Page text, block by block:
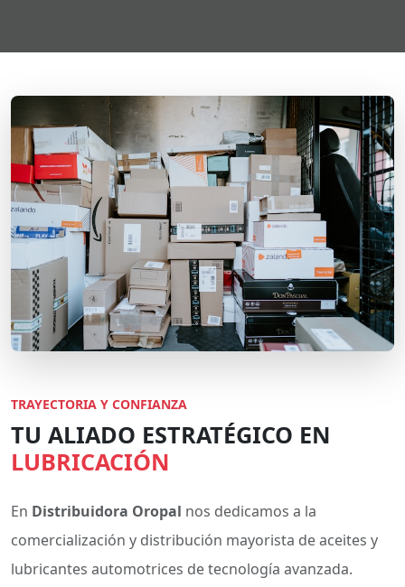
TRAYECTORIA Y CONFIANZA
TU ALIADO ESTRATÉGICO EN
LUBRICACIÓN
En Distribuidora Oropal nos dedicamos a la
comercialización y distribución mayorista de aceites y
lubricantes automotrices de tecnología avanzada.